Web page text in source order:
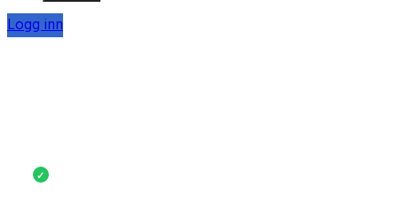
Logg inn
✓ For små og store bedrifter